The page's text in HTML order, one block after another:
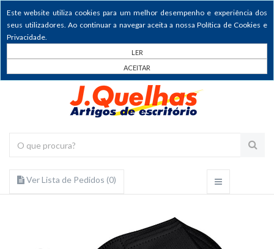
Este website utiliza cookies para um melhor desempenho e experiência dos
seus utilizadores. Ao continuar a navegar aceita a nossa Política de Cookies e
Privacidade.
LER
ACEITAR
Ver Lista de Pedidos (0)